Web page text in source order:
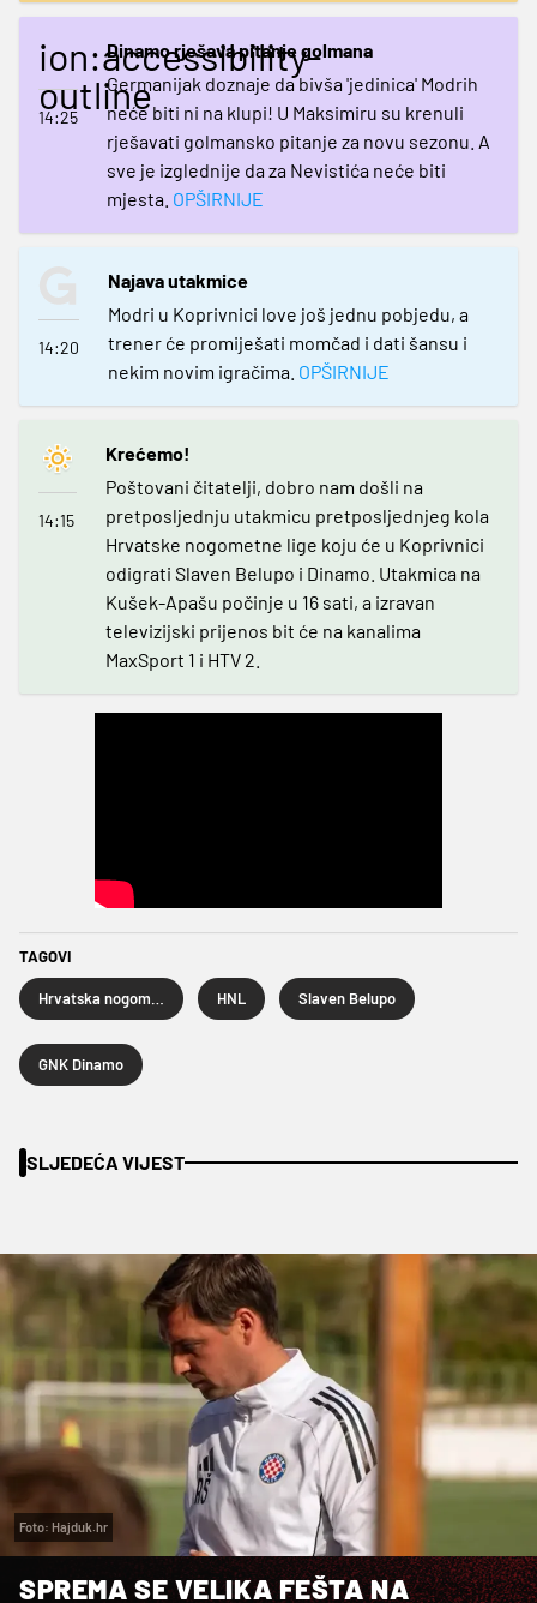
ion:accessibility-
outline
14:25
Dinamo rješava pitanje golmana
Germanijak doznaje da bivša 'jedinica' Modrih
neće biti ni na klupi! U Maksimiru su krenuli
rješavati golmansko pitanje za novu sezonu. A
sve je izglednije da za Nevistića neće biti
mjesta. OPŠIRNIJE
14:20
Najava utakmice
Modri u Koprivnici love još jednu pobjedu, a
trener će promiješati momčad i dati šansu i
nekim novim igračima. OPŠIRNIJE
14:15
Krećemo!
Poštovani čitatelji, dobro nam došli na
pretposljednju utakmicu pretposljednjeg kola
Hrvatske nogometne lige koju će u Koprivnici
odigrati Slaven Belupo i Dinamo. Utakmica na
Kušek-Apašu počinje u 16 sati, a izravan
televizijski prijenos bit će na kanalima
MaxSport 1 i HTV 2.
TAGOVI
HNL Slaven Belupo
GNK Dinamo
SLJEDEĆA VIJEST
Foto: Hajduk.hr
SPREMA SE VELIKA FEŠTA NA